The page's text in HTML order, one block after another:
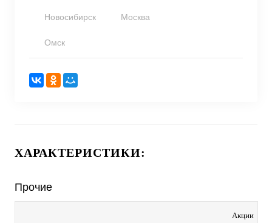
Новосибирск Москва
Омск
ХАРАКТЕРИСТИКИ:
Прочие
Акции